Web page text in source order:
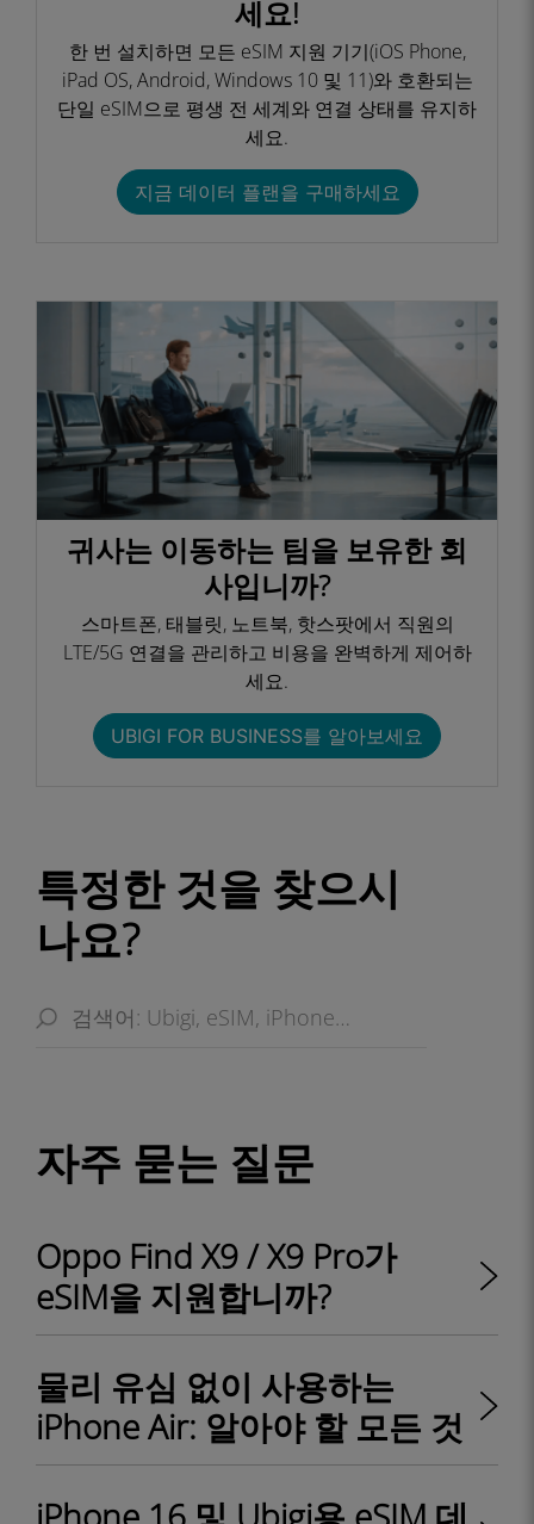
세요!
한 번 설치하면 모든 eSIM 지원 기기(iOS Phone,
iPad OS, Android, Windows 10 및 11)와 호환되는
단일 eSIM으로 평생 전 세계와 연결 상태를 유지하
세요.
지금 데이터 플랜을 구매하세요
귀사는 이동하는 팀을 보유한 회
사입니까?
스마트폰, 태블릿, 노트북, 핫스팟에서 직원의
LTE/5G 연결을 관리하고 비용을 완벽하게 제어하
세요.​
UBIGI FOR BUSINESS를 알아보세요​
특정한 것을 찾으시
나요?
자주 묻는 질문
Oppo Find X9 / X9 Pro가
eSIM을 지원합니까?
물리 유심 없이 사용하는
iPhone Air: 알아야 할 모든 것